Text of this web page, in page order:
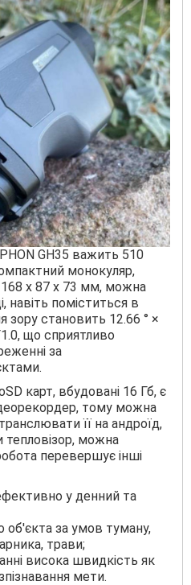
GH35 важить 510
монокуляр,
168 х 87 х 73 мм, можна
навіть поміститься в
становить 12.66 ° ×
що сприятливо
за
карт, вбудовані 16 Гб, є
тому можна
її на андроїд,
тепловізор, можна
перевершує інші
у денний та
об'єкта за умов туману,
трави;
висока швидкість як
мети.